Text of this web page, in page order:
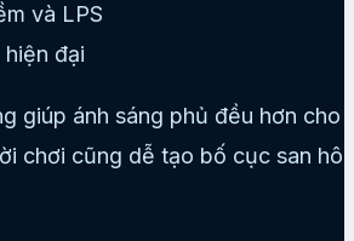
và LPS
đại
giúp ánh sáng phủ đều hơn cho
chơi cũng dễ tạo bố cục san hô